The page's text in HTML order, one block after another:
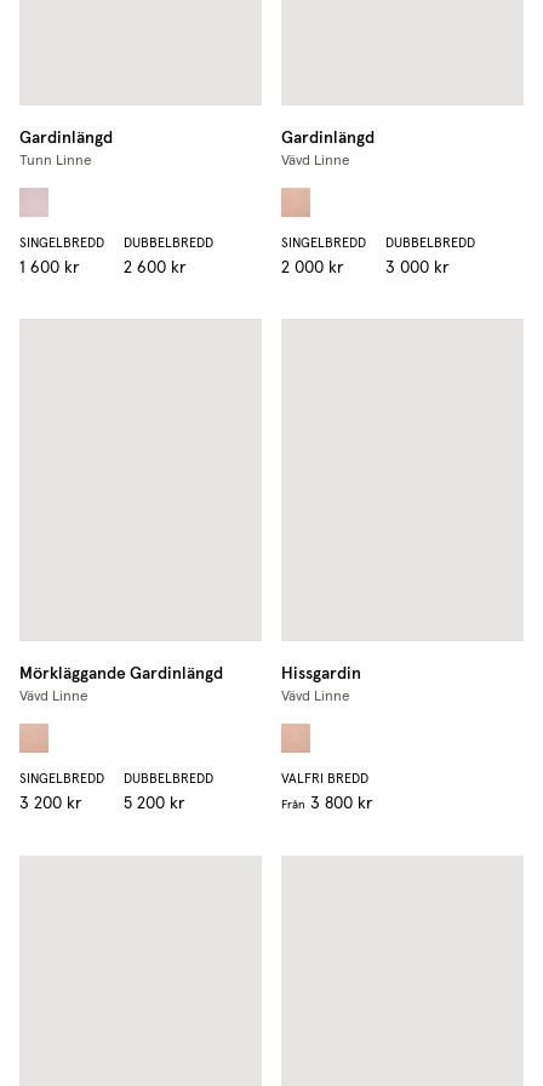
Gardinlängd
Tunn Linne
SINGELBREDD
1 600 kr
DUBBELBREDD
2 600 kr
Gardinlängd
Vävd Linne
SINGELBREDD
2 000 kr
DUBBELBREDD
3 000 kr
Mörkläggande Gardinlängd
Vävd Linne
SINGELBREDD
3 200 kr
DUBBELBREDD
5 200 kr
Hissgardin
Vävd Linne
VALFRI BREDD
Från 3 800 kr